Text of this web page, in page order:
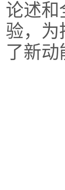
论述和
验，为
了新动